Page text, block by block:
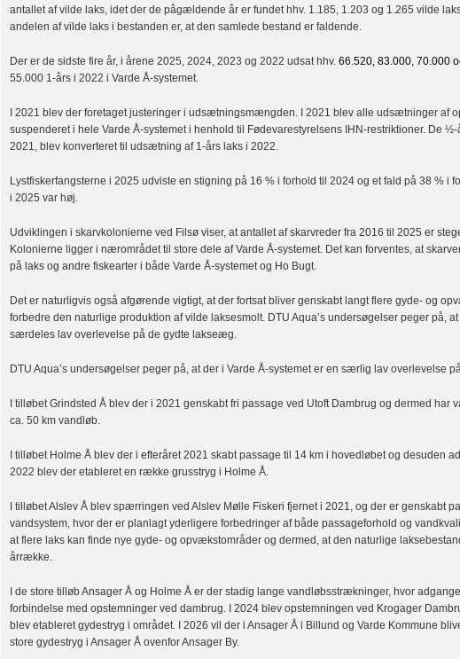
antallet af vilde laks, idet der de pågældende år er fundet hhv. 1.185, 1.203 og 1.265 vilde
andelen af vilde laks i bestanden er, at den samlede bestand er faldende.
Der er de sidste fire år, i årene 2025, 2024, 2023 og 2022 udsat hhv. 66.520, 83.000, 70.000
55.000 1-års i 2022 i Varde Å-systemet.
I 2021 blev der foretaget justeringer i udsætningsmængden. I 2021 blev alle udsætninger af
suspenderet i hele Varde Å-systemet i henhold til Fødevarestyrelsens IHN-restriktioner. De
2021, blev konverteret til udsætning af 1-års laks i 2022.
Lystfiskerfangsterne i 2025 udviste en stigning på 16 % i forhold til 2024 og et fald på 38 % i
i 2025 var høj.
Udviklingen i skarvkolonierne ved Filsø viser, at antallet af skarvreder fra 2016 til 2025 er
Kolonierne ligger i nærområdet til store dele af Varde Å-systemet. Det kan forventes, at
på laks og andre fiskearter i både Varde Å-systemet og Ho Bugt.
Det er naturligvis også afgørende vigtigt, at der fortsat bliver genskabt langt flere gyde- og
forbedre den naturlige produktion af vilde laksesmolt. DTU Aqua’s undersøgelser peger på,
særdeles lav overlevelse på de gydte lakseæg.
DTU Aqua’s undersøgelser peger på, at der i Varde Å-systemet er en særlig lav overlevelse
I tilløbet Grindsted Å blev der i 2021 genskabt fri passage ved Utoft Dambrug og dermed har
ca. 50 km vandløb.
I tilløbet Holme Å blev der i efteråret 2021 skabt passage til 14 km i hovedløbet og desuden
2022 blev der etableret en række grusstryg i Holme Å.
I tilløbet Alslev Å blev spærringen ved Alslev Mølle Fiskeri fjernet i 2021, og der er genskabt
vandsystem, hvor der er planlagt yderligere forbedringer af både passageforhold og
at flere laks kan finde nye gyde- og opvækstområder og dermed, at den naturlige
årrække.
I de store tilløb Ansager Å og Holme Å er der stadig lange vandløbsstrækninger, hvor
forbindelse med opstemninger ved dambrug. I 2024 blev opstemningen ved Krogager
blev etableret gydestryg i området. I 2026 vil der i Ansager Å i Billund og Varde Kommune
store gydestryg i Ansager Å ovenfor Ansager By.